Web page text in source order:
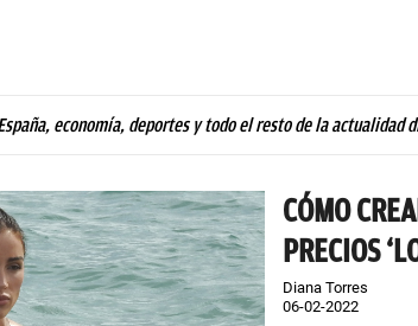
economía, deportes y todo el resto de la actualidad
CÓMO
PRECIOS
Diana Torres
06-02-2022